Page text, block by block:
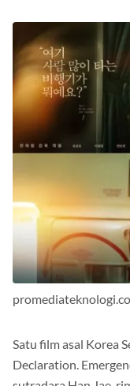
Satu film asal Korea
Declaration.